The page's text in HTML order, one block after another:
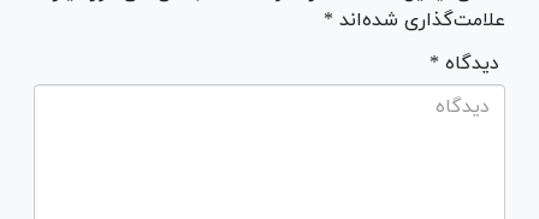
علامت‌گذاری شده‌اند *
* دیدگاه